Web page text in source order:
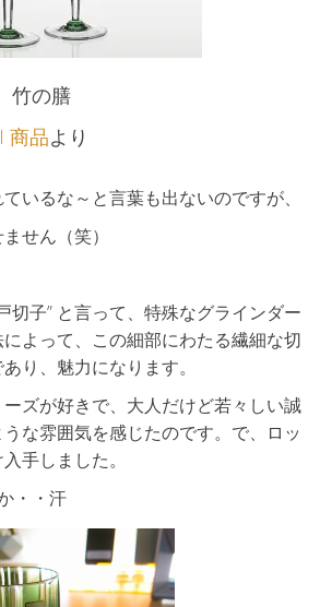
竹の膳
商品より
いるな～と言葉も出ないのですが、
せん（笑）
切子” と言って、特殊なグラインダー
よって、この細部にわたる繊細な切
り、魅力になります。
ズが好きで、大人だけど若々しい誠
な雰囲気を感じたのです。で、ロッ
手しました。
・・汗